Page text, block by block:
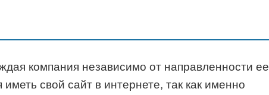
компания независимо от направленности ее
иметь свой сайт в интернете, так как именно